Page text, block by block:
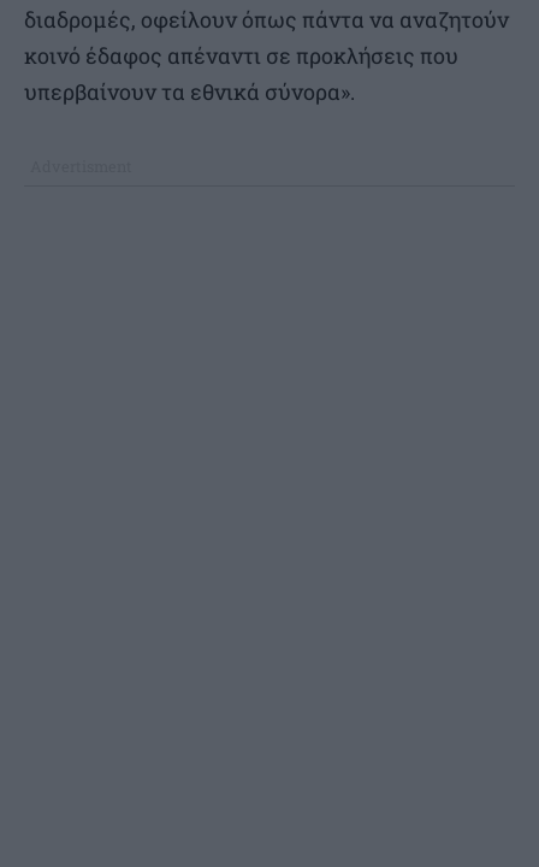
διαδρομές, οφείλουν όπως πάντα να αναζητούν
κοινό έδαφος απέναντι σε προκλήσεις που
υπερβαίνουν τα εθνικά σύνορα».